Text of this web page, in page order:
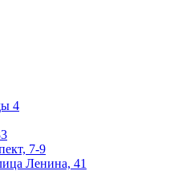
4
7-9
Ленина, 41